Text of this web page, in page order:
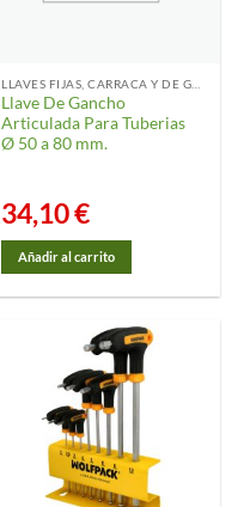
Llave De Gancho
Articulada Para Tuberias
Ø 50 a 80 mm.
34,10€
Añadir al carrito